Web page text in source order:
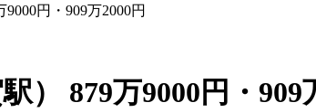
円・909万2000円
） 879万9000円・909